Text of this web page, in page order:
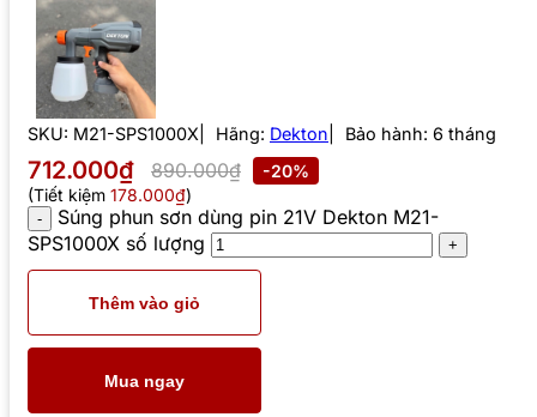
SKU: M21-SPS1000X Hãng: Dekton Bảo hành: 6 tháng
712.000₫ 890.000₫
-20%
(Tiết kiệm 178.000₫)
Súng phun sơn dùng pin 21V Dekton M21-
SPS1000X số lượng
Thêm vào giỏ
Mua ngay